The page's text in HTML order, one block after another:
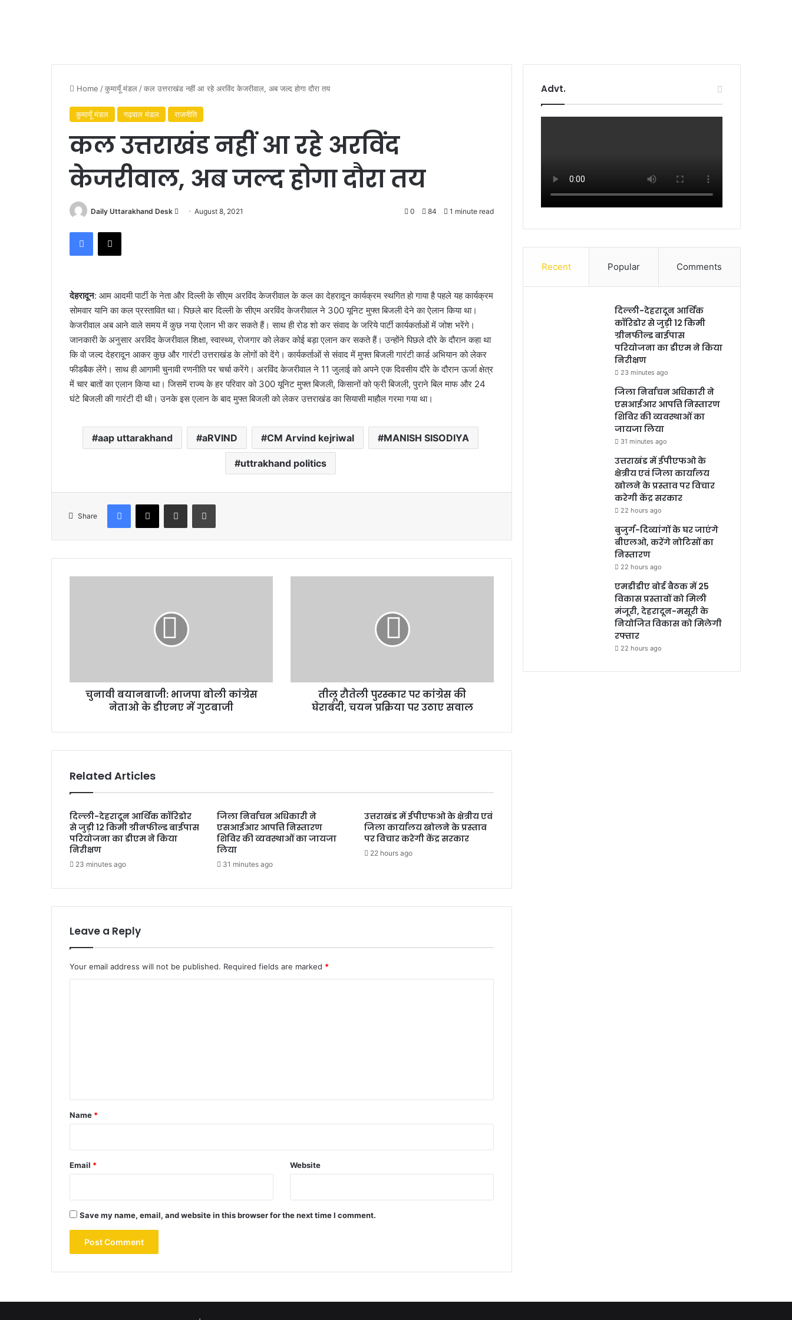
Home /कुमायूँ मंडल /कल उत्तराखंड नहीं आ रहे अरविंद केजरीवाल, अब जल्द होगा दौरा तय
कुमायूँ मंडल गढ़वाल मंडल राजनीति
कल उत्तराखंड नहीं आ रहे अरविंद
केजरीवाल, अब जल्द होगा दौरा तय
Daily Uttarakhand Desk
SendAugust 8, 2021 0 84 1 minute read
Facebook
X
देहरादून: आम आदमी पार्टी के नेता और दिल्ली के सीएम अरविंद केजरीवाल के कल का देहरादून कार्यक्रम स्थगित हो गाया है पहले यह कार्यक्रम
सोमवार यानि का कल प्रस्तावित था। पिछले बार दिल्ली के सीएम अरविंद केजरीवाल ने 300 यूनिट मुफ्त बिजली देने का ऐलान किया था।
केजरीवाल अब आने वाले समय में कुछ नया ऐलान भी कर सकते हैं। साथ ही रोड शो कर संवाद के जरिये पार्टी कार्यकर्ताओं में जोश भरेंगे।
जानकारी के अनुसार अरविंद केजरीवाल शिक्षा, स्वास्थ्य, रोजगार को लेकर कोई बड़ा एलान कर सकते हैं। उन्होंने पिछले दौरे के दौरान कहा था
कि वो जल्द देहरादून आकर कुछ और गारंटी उत्तराखंड के लोगों को देंगे। कार्यकर्ताओं से संवाद में मुफ्त बिजली गारंटी कार्ड अभियान को लेकर
फीडबैक लेंगे। साथ ही आगामी चुनावी रणनीति पर चर्चा करेंगे। अरविंद केजरीवाल ने 11 जुलाई को अपने एक दिवसीय दौरे के दौरान ऊर्जा क्षेत्र
में चार बातों का एलान किया था। जिसमें राज्य के हर परिवार को 300 यूनिट मुफ्त बिजली, किसानों को फ्री बिजली, पुराने बिल माफ और 24
घंटे बिजली की गारंटी दी थी। उनके इस एलान के बाद मुफ्त बिजली को लेकर उत्तराखंड का सियासी माहौल गरमा गया था।
aap uttarakhand aRVIND CM Arvind kejriwal MANISH SISODIYA
uttrakhand politics
Share
Facebook
X Share via Email Print
में
गुटबाजीचुनावी बयानबाजी: भाजपा बोली कांग्रेस
नेताओ के डीएनए में गुटबाजी
प्रक्रिया
तीलू रौतेली पुरस्कार पर कांग्रेस की
घेराबंदी, चयन प्रक्रिया पर उठाए सवाल
Related Articles
दिल्ली-देहरादून आर्थिक कॉरिडोर
से जुड़ी 12 किमी ग्रीनफील्ड बाईपास
परियोजना का डीएम ने किया
निरीक्षण
23 minutes ago
जिला निर्वाचन अधिकारी ने
एसआईआर आपत्ति निस्तारण
शिविर की व्यवस्थाओं का जायजा
लिया
31 minutes ago
उत्तराखंड में ईपीएफओ के क्षेत्रीय एवं
जिला कार्यालय खोलने के प्रस्ताव
पर विचार करेगी केंद्र सरकार
22 hours ago
Leave a Reply
Your email address will not be published. Required fields are marked *
*
Name *
Email * Website
Save my name, email, and website in this browser for the next time I comment.
Advt.
Recent Popular Comments
दिल्ली-देहरादून आर्थिक
कॉरिडोर से जुड़ी 12 किमी
ग्रीनफील्ड बाईपास
परियोजना का डीएम ने किया
निरीक्षण
23 minutes ago
जिला निर्वाचन अधिकारी ने
एसआईआर आपत्ति निस्तारण
शिविर की व्यवस्थाओं का
जायजा लिया
31 minutes ago
उत्तराखंड में ईपीएफओ के
क्षेत्रीय एवं जिला कार्यालय
खोलने के प्रस्ताव पर विचार
करेगी केंद्र सरकार
22 hours ago
बुजुर्ग-दिव्यांगों के घर जाएंगे
बीएलओ, करेंगे नोटिसों का
निस्तारण
22 hours ago
एमडीडीए बोर्ड बैठक में 25
विकास प्रस्तावों को मिली
मंजूरी, देहरादून-मसूरी के
नियोजित विकास को मिलेगी
रफ्तार
22 hours ago